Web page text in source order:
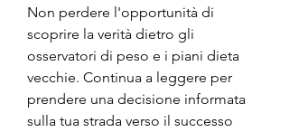
Non perdere l'opportunità di
scoprire la verità dietro gli
osservatori di peso e i piani dieta
vecchie. Continua a leggere per
prendere una decisione informata
sulla tua strada verso il successo